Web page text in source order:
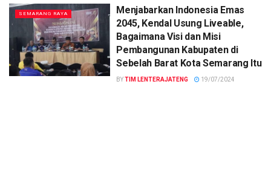
SEMARANG RAYA
Menjabarkan Indonesia Emas
2045, Kendal Usung Liveable,
Bagaimana Visi dan Misi
Pembangunan Kabupaten di
Sebelah Barat Kota Semarang Itu
BYTIM LENTERAJATENG 19/07/2024